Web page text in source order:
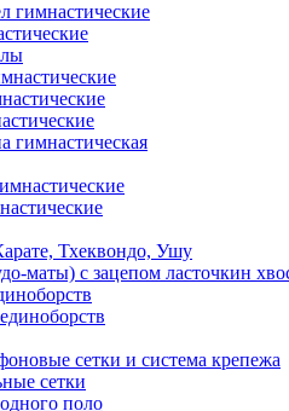
гимнастические
гимнастическая
Тхеквондо, Ушу
маты) с зацепом ласточкин
сетки и система крепежа
сетки
поло